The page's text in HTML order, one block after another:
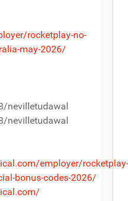
rocketplay-no-
may-2026/
nevilletudawal
nevilletudawal
employer/rocketplay-
bonus-codes-2026/